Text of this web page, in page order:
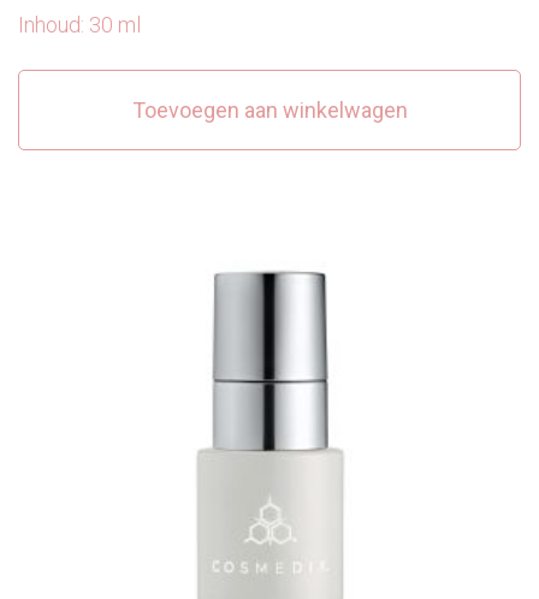
Inhoud: 30 ml
Toevoegen aan winkelwagen